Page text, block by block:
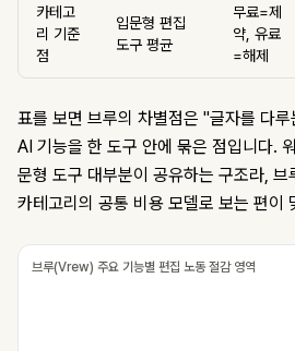
카테고
리 기준
점
입문형 편집
도구 평균
무료=제
약, 유료
=해제
표를 보면 브루의 차별점은 "글자를 다
AI 기능을 한 도구 안에 묶은 점입니다.
문형 도구 대부분이 공유하는 구조라, 브
카테고리의 공통 비용 모델로 보는 편이
브루(Vrew) 주요 기능별 편집 노동 절감 영역